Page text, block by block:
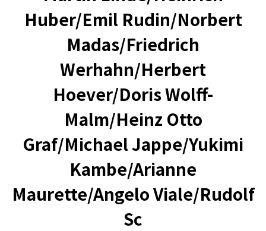
Huber/Emil Rudin/Norbert
Madas/Friedrich
Werhahn/Herbert
Hoever/Doris Wolff-
Malm/Heinz Otto
Graf/Michael Jappe/Yukimi
Kambe/Arianne
Maurette/Angelo Viale/Rudolf
Sc